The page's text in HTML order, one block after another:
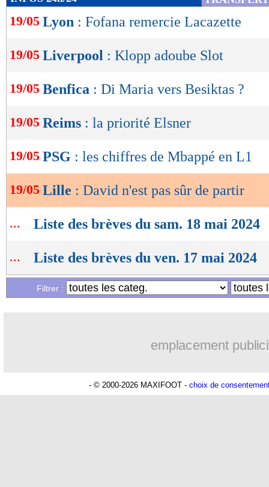
de
lecture
OK
19/05 Lyon : Fofana remercie Lacazette
19/05 Liverpool : Klopp adoube Slot
19/05 Benfica : Di Maria vers Besiktas ?
19/05 Reims : la priorité Elsner
19/05 PSG : les chiffres de Mbappé en L1
19/05 Lille : David n'est pas sûr de partir
... Liste des brèves du sam. 18 mai 2024
... Liste des brèves du ven. 17 mai 2024
Filtrer :
emplacement
- © 2000-2026 MAXIFOOT - choix de